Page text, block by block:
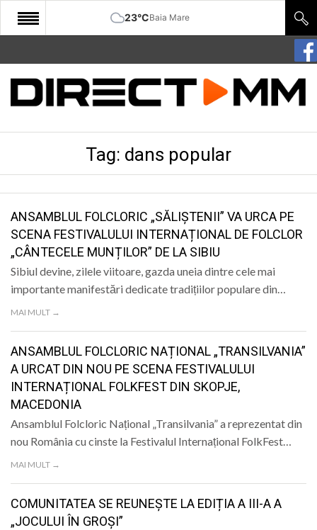
23°CBaia Mare
START
COMUNITATE
SANATATE
SPORT
SPECIAL
Tag: dans popular
ANSAMBLUL FOLCLORIC „SĂLIȘTENII” VA URCA PE
SCENA FESTIVALULUI INTERNAȚIONAL DE FOLCLOR
„CÂNTECELE MUNȚILOR” DE LA SIBIU
Sibiul devine, zilele viitoare, gazda uneia dintre cele mai
importante manifestări dedicate tradițiilor populare din…
MAI MULT →
ANSAMBLUL FOLCLORIC NAȚIONAL „TRANSILVANIA”
A URCAT DIN NOU PE SCENA FESTIVALULUI
INTERNAȚIONAL FOLKFEST DIN SKOPJE,
MACEDONIA
Ansamblul Folcloric Național „Transilvania” a reprezentat din
nou România cu cinste la Festivalul Internațional FolkFest…
MAI MULT →
COMUNITATEA SE REUNEȘTE LA EDIȚIA A III-A A
„JOCULUI ÎN GROȘI”